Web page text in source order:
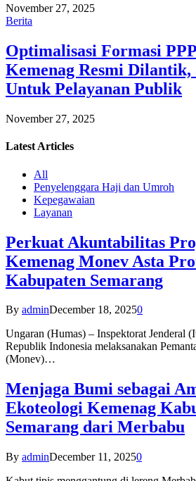
November 27, 2025
Berita
Optimalisasi Formasi
Kemenag Resmi Dilantik,
Untuk Pelayanan Publik
November 27, 2025
Latest Articles
All
Penyelenggara Haji dan Umroh
Kepegawaian
Layanan
Perkuat Akuntabilitas
Kemenag Monev Asta
Kabupaten Semarang
By adminDecember 18, 20250
Ungaran (Humas) – Inspektorat Jenderal
Republik Indonesia melaksanakan
(Monev)…
Menjaga Bumi sebagai
Ekoteologi Kemenag
Semarang dari Merbabu
By adminDecember 11, 20250